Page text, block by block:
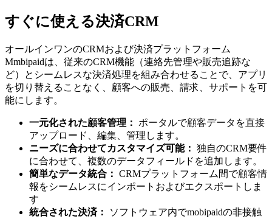
すぐに使える決済CRM
オールインワンのCRMおよび決済プラットフォーム
Mmbipaidは、従来のCRM機能（連絡先管理や販売追跡な
ど）とシームレスな決済処理を組み合わせることで、アプリ
を切り替えることなく、顧客への販売、請求、サポートを可
能にします。
一元化された顧客管理：
ポータルで顧客データを直接
アップロード、編集、管理します。
ニーズに合わせてカスタマイズ可能： 独自のCRM要件
に合わせて、複数のデータフィールドを追加します。
簡単なデータ統合： CRMプラットフォーム間で顧客情
報をシームレスにインポートおよびエクスポートしま
す
統合された決済：
ソフトウェア内でmobipaidの非接触